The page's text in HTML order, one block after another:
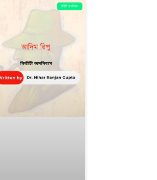
কিরীটী অমনিবাস